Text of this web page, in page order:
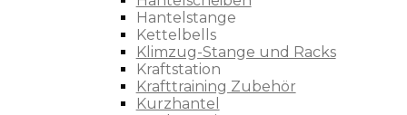
Hantelstange
Kettelbells
Klimzug-Stange und Racks
Kraftstation
Krafttraining Zubehör
Kurzhantel